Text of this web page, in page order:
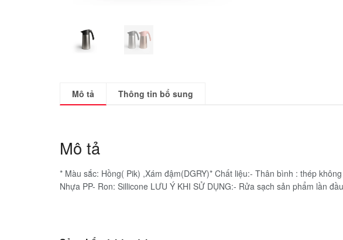
Mô tả Thông tin bổ sung
Mô tả
* Màu sắc: Hồng( Pik) ,Xám đậm(DGRY)* Chất liệu:- Thân bình : thép
Nhựa PP- Ron: Sillicone LƯU Ý KHI SỬ DỤNG:- Rửa sạch sản phẩm lần